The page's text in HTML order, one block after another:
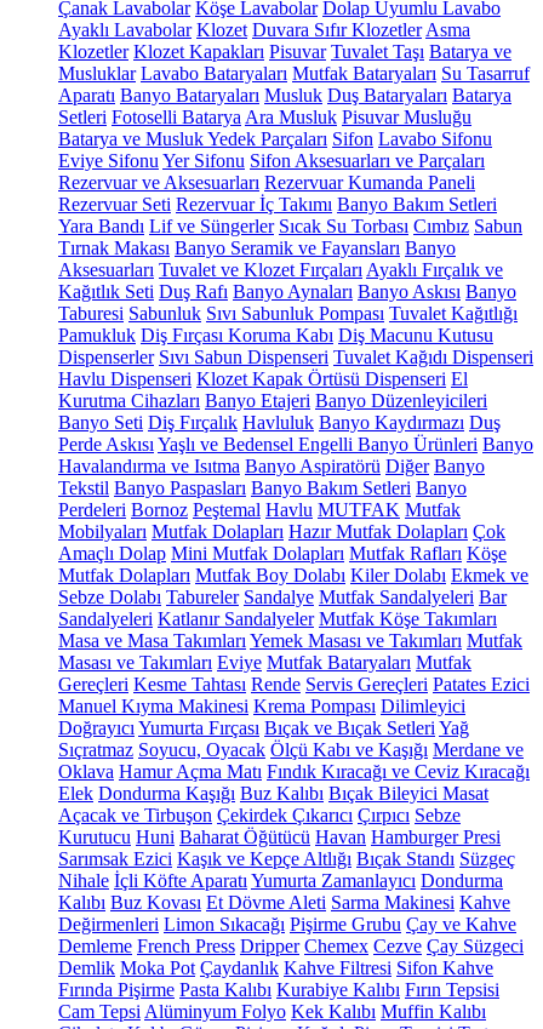
Çanak Lavabolar Köşe Lavabolar Dolap Uyumlu Lavabo
Ayaklı Lavabolar Klozet Duvara Sıfır Klozetler Asma
Klozetler Klozet Kapakları Pisuvar Tuvalet Taşı Batarya ve
Musluklar Lavabo Bataryaları Mutfak Bataryaları Su Tasarruf
Aparatı Banyo Bataryaları Musluk Duş Bataryaları Batarya
Setleri Fotoselli Batarya Ara Musluk Pisuvar Musluğu
Batarya ve Musluk Yedek Parçaları Sifon Lavabo Sifonu
Eviye Sifonu Yer Sifonu Sifon Aksesuarları ve Parçaları
Rezervuar ve Aksesuarları Rezervuar Kumanda Paneli
Rezervuar Seti Rezervuar İç Takımı Banyo Bakım Setleri
Yara Bandı Lif ve Süngerler Sıcak Su Torbası Cımbız Sabun
Tırnak Makası Banyo Seramik ve Fayansları Banyo
Aksesuarları Tuvalet ve Klozet Fırçaları Ayaklı Fırçalık ve
Kağıtlık Seti Duş Rafı Banyo Aynaları Banyo Askısı Banyo
Taburesi Sabunluk Sıvı Sabunluk Pompası Tuvalet Kağıtlığı
Pamukluk Diş Fırçası Koruma Kabı Diş Macunu Kutusu
Dispenserler Sıvı Sabun Dispenseri Tuvalet Kağıdı Dispenseri
Havlu Dispenseri Klozet Kapak Örtüsü Dispenseri El
Kurutma Cihazları Banyo Etajeri Banyo Düzenleyicileri
Banyo Seti Diş Fırçalık Havluluk Banyo Kaydırmazı Duş
Perde Askısı Yaşlı ve Bedensel Engelli Banyo Ürünleri Banyo
Havalandırma ve Isıtma Banyo Aspiratörü Diğer Banyo
Tekstil Banyo Paspasları Banyo Bakım Setleri Banyo
Perdeleri Bornoz Peştemal Havlu MUTFAK Mutfak
Mobilyaları Mutfak Dolapları Hazır Mutfak Dolapları Çok
Amaçlı Dolap Mini Mutfak Dolapları Mutfak Rafları Köşe
Mutfak Dolapları Mutfak Boy Dolabı Kiler Dolabı Ekmek ve
Sebze Dolabı Tabureler Sandalye Mutfak Sandalyeleri Bar
Sandalyeleri Katlanır Sandalyeler Mutfak Köşe Takımları
Masa ve Masa Takımları Yemek Masası ve Takımları Mutfak
Masası ve Takımları Eviye Mutfak Bataryaları Mutfak
Gereçleri Kesme Tahtası Rende Servis Gereçleri Patates Ezici
Manuel Kıyma Makinesi Krema Pompası Dilimleyici
Doğrayıcı Yumurta Fırçası Bıçak ve Bıçak Setleri Yağ
Sıçratmaz Soyucu, Oyacak Ölçü Kabı ve Kaşığı Merdane ve
Oklava Hamur Açma Matı Fındık Kıracağı ve Ceviz Kıracağı
Elek Dondurma Kaşığı Buz Kalıbı Bıçak Bileyici Masat
Açacak ve Tirbuşon Çekirdek Çıkarıcı Çırpıcı Sebze
Kurutucu Huni Baharat Öğütücü Havan Hamburger Presi
Sarımsak Ezici Kaşık ve Kepçe Altlığı Bıçak Standı Süzgeç
Nihale İçli Köfte Aparatı Yumurta Zamanlayıcı Dondurma
Kalıbı Buz Kovası Et Dövme Aleti Sarma Makinesi Kahve
Değirmenleri Limon Sıkacağı Pişirme Grubu Çay ve Kahve
Demleme French Press Dripper Chemex Cezve Çay Süzgeci
Demlik Moka Pot Çaydanlık Kahve Filtresi Sifon Kahve
Fırında Pişirme Pasta Kalıbı Kurabiye Kalıbı Fırın Tepsisi
Cam Tepsi Alüminyum Folyo Kek Kalıbı Muffin Kalıbı